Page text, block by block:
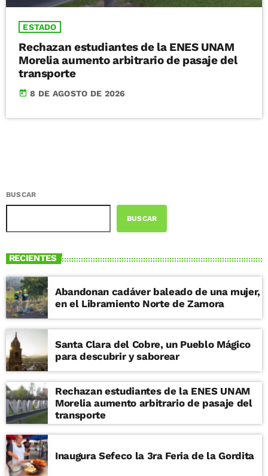
ESTADO
Rechazan estudiantes de la ENES UNAM
Morelia aumento arbitrario de pasaje del
transporte
today 8 DE AGOSTO DE 2026
BUSCAR
BUSCAR
RECIENTES
Abandonan cadáver baleado de una mujer,
en el Libramiento Norte de Zamora
Santa Clara del Cobre, un Pueblo Mágico
para descubrir y saborear
Rechazan estudiantes de la ENES UNAM
Morelia aumento arbitrario de pasaje del
transporte
Inaugura Sefeco la 3ra Feria de la Gordita